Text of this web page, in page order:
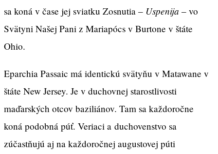
sa koná v čase jej sviatku Zosnutia – Uspenija – vo
Svätyni Našej Pani z Mariapócs v Burtone v štáte
Ohio.
Eparchia Passaic má identickú svätyňu v Matawane v
štáte New Jersey. Je v duchovnej starostlivosti
maďarských otcov baziliánov. Tam sa každoročne
koná podobná púť. Veriaci a duchovenstvo sa
zúčastňujú aj na každoročnej augustovej púti